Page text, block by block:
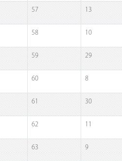
57 13
58 10
59 29
60 8
61 30
62 11
63 9